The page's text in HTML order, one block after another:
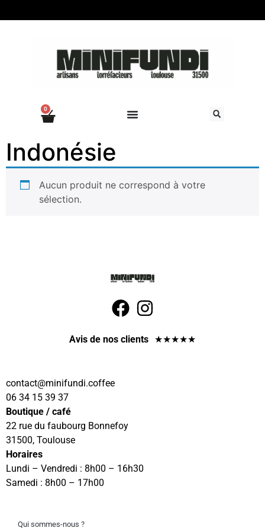
0
Indonésie
Aucun produit ne correspond à votre
sélection.
Avis de nos clients ★★★★★
contact@minifundi.coffee
06 34 15 39 37
Boutique / café
22 rue du faubourg Bonnefoy
31500, Toulouse
Horaires
Lundi – Vendredi : 8h00 – 16h30
Samedi : 8h00 – 17h00
Qui sommes-nous ?